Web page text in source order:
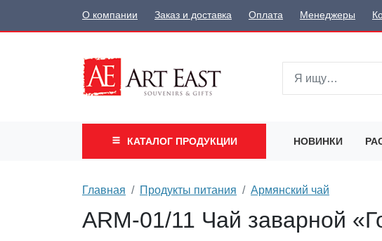
О компании Заказ и доставка Оплата Менеджеры
КАТАЛОГ ПРОДУКЦИИ НОВИНКИ
Главная Продукты питания Армянский чай
ARM-01/11 Чай заварной